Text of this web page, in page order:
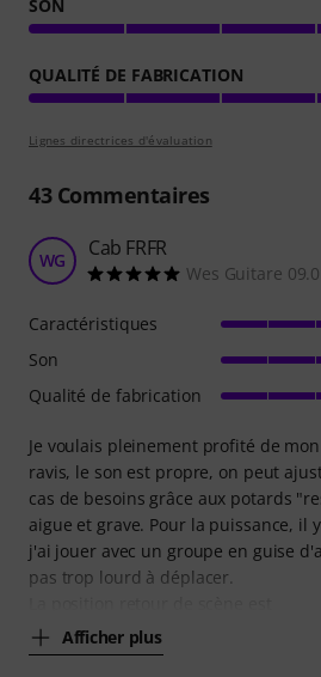
SON
QUALITÉ DE FABRICATION
Lignes directrices d'évaluation
43Commentaires
WG Cab FRFR
Wes Guitare
Je voulais pleinement profité de
ravis, le son est propre, on peut
cas de besoins grâce aux potards
aigue et grave. Pour la puissance, il
j'ai jouer avec un groupe en guise
pas trop lourd à déplacer.
Afficher plus
Caractéristiques
Son
Qualité de fabrication